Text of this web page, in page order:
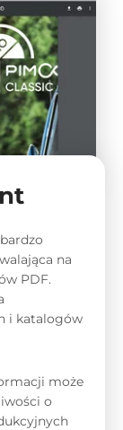
na
PDF.
i katalogów
może
o